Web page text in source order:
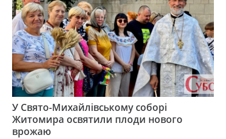
У Свято-Михайлівському соборі
Житомира освятили плоди нового
врожаю